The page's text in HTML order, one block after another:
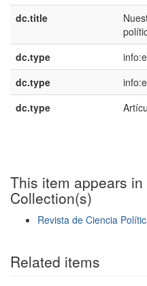
dc.title
dc.type
dc.type
dc.type
This item appears
Collection(s)
Revista de Ciencia
Related items